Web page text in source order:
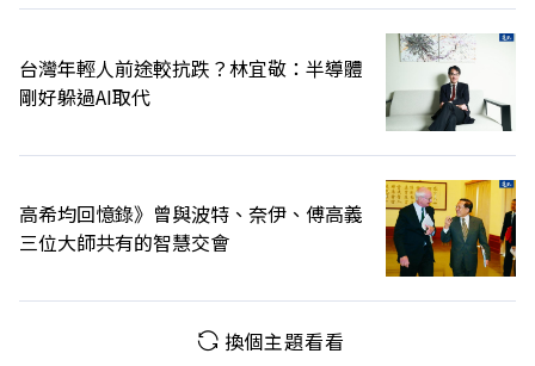
台灣年輕人前途較抗跌？林宜敬：半導體
剛好躲過AI取代
高希均回憶錄》曾與波特、奈伊、傅高義
三位大師共有的智慧交會
換個主題看看